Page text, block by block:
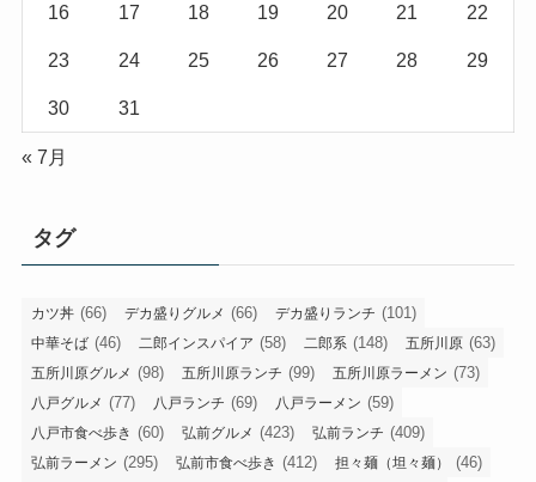
16 17 18 19 20 21 22
23 24 25 26 27 28 29
30 31
« 7月
タグ
カツ丼 (66) デカ盛りグルメ (66) デカ盛りランチ (101)
中華そば (46) 二郎インスパイア (58) 二郎系 (148) 五所川原 (63)
五所川原グルメ (98) 五所川原ランチ (99) 五所川原ラーメン (73)
八戸グルメ (77) 八戸ランチ (69) 八戸ラーメン (59)
八戸市食べ歩き (60) 弘前グルメ (423) 弘前ランチ (409)
弘前ラーメン (295) 弘前市食べ歩き (412) 担々麺（坦々麺） (46)